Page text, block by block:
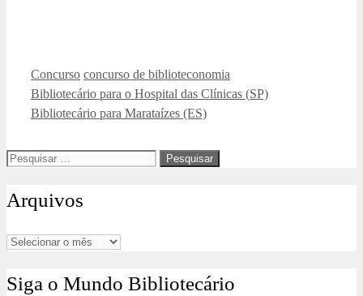
Categorias
Concurso Tags
concurso de biblioteconomia
Bibliotecário para o Hospital das Clínicas (SP)
Bibliotecário para Marataízes (ES)
Pesquisar
Arquivos
Arquivos
Siga o Mundo Bibliotecário